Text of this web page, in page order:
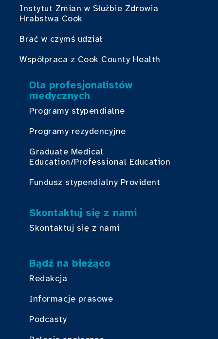
Instytut Zmian w Służbie Zdrowia
Hrabstwa Cook
Brać w czymś udział
Współpraca z Cook County Health
Dla profesjonalistów
medycznych
Programy stypendialne
Programy rezydencyjne
Graduate Medical
Education/Professional Education
Fundusz stypendialny Provident
Skontaktuj się z nami
Skontaktuj się z nami
Bądź na bieżąco
Redakcja
Informacje prasowe
Podcasty